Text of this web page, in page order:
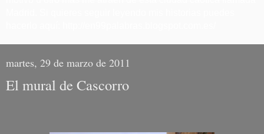
martes, 29 de marzo de 2011
El mural de Cascorro